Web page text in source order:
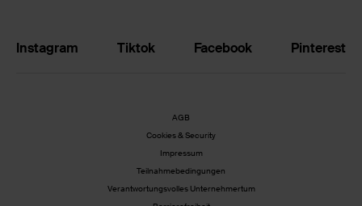
Instagram Tiktok Facebook Pinterest
AGB
Cookies & Security
Impressum
Teilnahmebedingungen
Verantwortungsvolles Unternehmertum